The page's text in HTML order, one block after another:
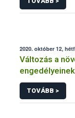
2020. október 12,
Változás a
TOVÁBB >